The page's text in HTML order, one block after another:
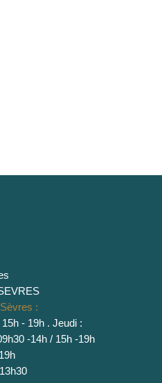
:
- 19h . Jeudi :
-14h / 15h -19h